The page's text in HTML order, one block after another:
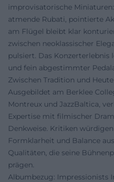
improvisatorische
atmende Rubati, pointierte
am Flügel bleibt klar
zwischen neoklassischer
pulsiert. Das
und fein abgestimmter
Zwischen Tradition und Heute
Ausgebildet am Berklee
Montreux und JazzBaltica,
Expertise mit filmischer
Denkweise. Kritiken
Formklarheit und Balance
Qualitäten, die seine
prägen.
Albumbezug: Impressionists